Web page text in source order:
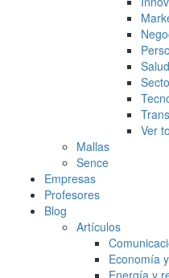
Ver
Mallas
Sence
Empresas
Profesores
Blog
Artículos
Economía